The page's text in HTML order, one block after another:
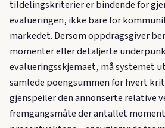
tildelingskriterier er bindende for
evalueringen, ikke bare for
markedet. Dersom oppdragsgiver
momenter eller detaljerte
evalueringsskjemaet, må systemet
samlede poengsummen for hvert
gjenspeiler den annonserte relative
fremgangsmåte der antallet